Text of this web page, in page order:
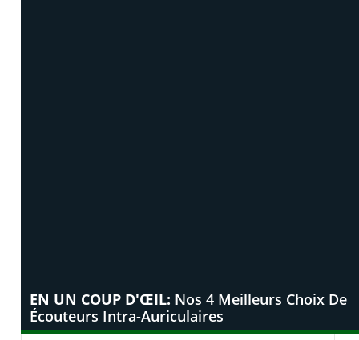
EN UN COUP D'ŒIL: Nos 4 Meilleurs Choix De
Écouteurs Intra-Auriculaires